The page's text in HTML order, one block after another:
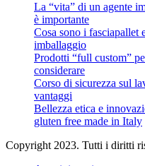
La “vita” di un agente
è importante
Cosa sono i fasciapallet
imballaggio
Prodotti “full custom”
considerare
Corso di sicurezza sul
vantaggi
Bellezza etica e
gluten free made in Italy
Copyright 2023. Tutti i diritti